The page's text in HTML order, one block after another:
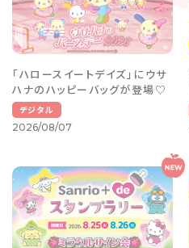
「ハロースイートデイズ」にウサ
ハナのハッピーバッグが登場♡
デジタル
2026/08/07